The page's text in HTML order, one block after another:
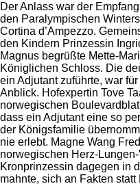
Der Anlass war der
den Paralympischen
Cortina d’Ampezzo.
den Kindern Prinzessin
Magnus begrüßte Mette-
Königlichen Schloss. Die
ein Adjutant zuführte, war
Anblick. Hofexpertin Tove
norwegischen
dass ein Adjutant eine so
der Königsfamilie
nie erlebt. Magne Wang
norwegischen Herz-
Kronprinzessin dagegen in
mahnte, sich an Fakten